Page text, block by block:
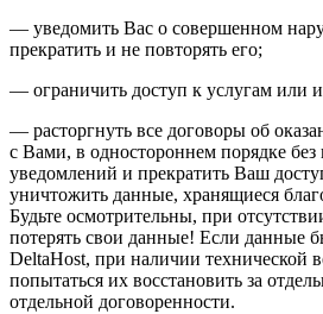
— уведомить Вас о совершенном
прекратить и не повторять его;
— ограничить доступ к услугам или
— расторгнуть все договоры об
с Вами, в одностороннем порядке без
уведомлений и прекратить Ваш
уничтожить данные, хранящиеся
Будьте осмотрительны, при
потерять свои данные! Если данные
DeltaHost, при наличии технической
попытаться их восстановить за
отдельной договоренности.